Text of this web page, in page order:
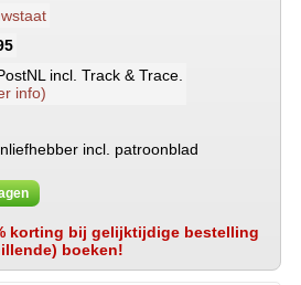
incl. Track & Trace.
info)
incl. patroonblad
korting bij gelijktijdige bestelling
boeken!